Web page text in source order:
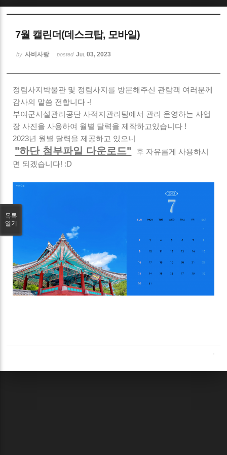
7월 캘린더(데스크탑, 모바일)
by 사비사랑 posted Jul 03, 2023
정림사지박물관 및 정림사지를 방문해주신 관람객 여러분께
감사의 말씀 전합니다 -!
부여군시설관리공단 사적지관리팀에서 관리 운영하는 사업
장 사진을 사용하여 월별 달력을 제작하고있습니다 !
2023년 월별 달력을 제공하고 있으니
"하단 첨부파일 다운로드"
후 자유롭게 사용하시
면 되겠습니다! :D
목록
열기
Sketchbook5, 스케치북5
Sketchbook5, 스케치북5